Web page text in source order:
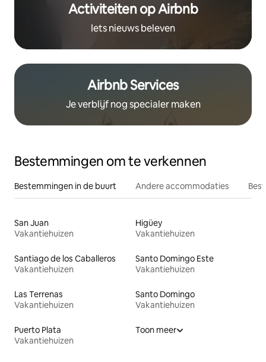
Activiteiten op Airbnb
Iets nieuws beleven
Airbnb Services
Je verblijf nog specialer maken
Bestemmingen om te verkennen
Bestemmingen in de buurt Andere accommodaties
San Juan
Vakantiehuizen
Higüey
Vakantiehuizen
Santiago de los Caballeros
Vakantiehuizen
Santo Domingo Este
Vakantiehuizen
Las Terrenas
Vakantiehuizen
Santo Domingo
Vakantiehuizen
Puerto Plata
Vakantiehuizen
Toon meer